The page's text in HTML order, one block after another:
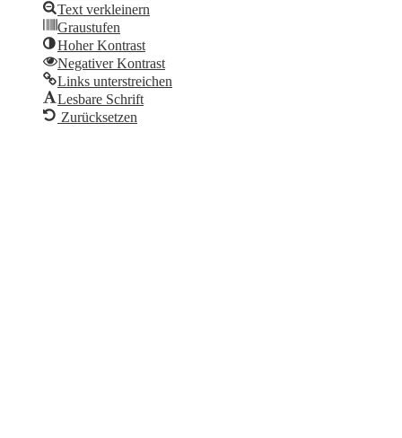
Text verkleinern
Graustufen
Hoher Kontrast
Negativer Kontrast
Links unterstreichen
Lesbare Schrift
Zurücksetzen